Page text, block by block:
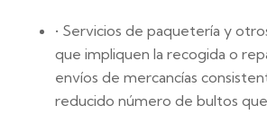
• Servicios de paquetería y
que impliquen la recogida o
envíos de mercancías
reducido número de bultos